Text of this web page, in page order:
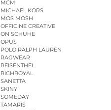
MCM
MICHAEL KORS
MOS MOSH
OFFICINE CREATIVE
ON SCHUHE
OPUS
POLO RALPH LAUREN
RAGWEAR
REISENTHEL
RICHROYAL
SANETTA
SKINY
SOMEDAY
TAMARIS